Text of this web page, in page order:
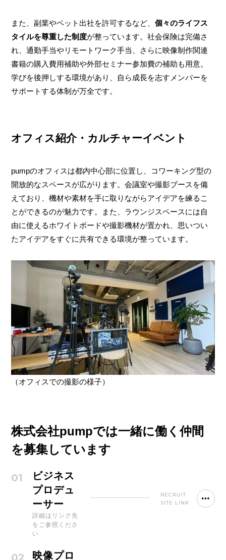
また、副業やペット出社を許可するなど、個々のライフス
タイルを尊重した制度が整っています。社会保険は完備さ
れ、通勤手当やリモートワーク手当、さらに映像制作関連
書籍の購入費用補助や外部セミナー参加費の補助も用意。
学びを後押しする環境があり、自ら成長を志すメンバーを
サポートする体制が万全です。
オフィス紹介・カルチャーイベント
pumpのオフィスは都内中心部に位置し、コワーキング型の
開放的なスペースが広がります。会議室や撮影ブースを備
えており、機材や素材を手に取りながらアイデアを練るこ
とができるのが魅力です。また、ラウンジスペースには自
由に使えるホワイトボードや撮影機材が置かれ、思いつい
たアイデアをすぐに共有できる環境が整っています。
（オフィスでの撮影の様子）
株式会社pumpでは一緒に働く仲間
を募集しています
01
ビジネス
プロデュ
ーサー
詳細はリンク先
をご参照くださ
い
RECRUIT
SITE LINK
映像プロ